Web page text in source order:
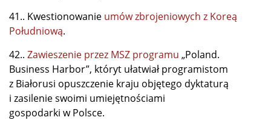
41.. Kwestionowanie umów zbrojeniowych z Koreą
Południową.
42.. Zawieszenie przez MSZ programu „Poland.
Business Harbor”, któryt ułatwiał programistom
z Białorusi opuszczenie kraju objętego dyktaturą
i zasilenie swoimi umiejętnościami
gospodarki w Polsce.